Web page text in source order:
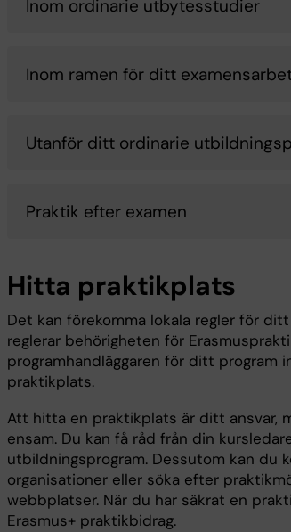
Inom ordinarie utbytesstudier
Inom ramen för ditt
Utanför ditt ordinarie
Praktik efter examen
Hitta praktikplats
Det kan förekomma lokala regler för
reglerar behörigheten för
programhandläggaren för ditt program
praktikplats.
Att hitta en praktikplats är ditt ansvar,
ensam. Du kan få råd från din
utbildningsprogram. Dessutom kan du
organisationer eller söka efter
webbplatser. När du har säkrat en
Erasmus+ praktikbidrag.